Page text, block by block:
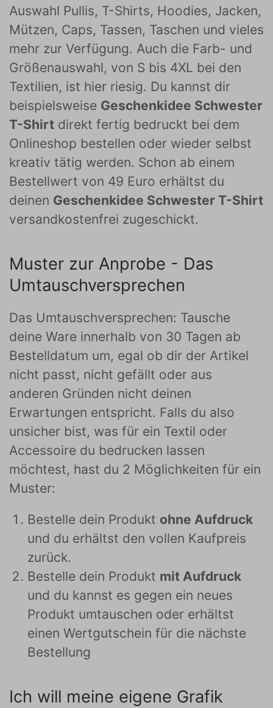
Auswahl Pullis, T-Shirts, Hoodies, Jacken,
Mützen, Caps, Tassen, Taschen und vieles
mehr zur Verfügung. Auch die Farb- und
Größenauswahl, von S bis 4XL bei den
Textilien, ist hier riesig. Du kannst dir
beispielsweise Geschenkidee Schwester
T-Shirt direkt fertig bedruckt bei dem
Onlineshop bestellen oder wieder selbst
kreativ tätig werden. Schon ab einem
Bestellwert von 49 Euro erhältst du
deinen Geschenkidee Schwester T-Shirt
versandkostenfrei zugeschickt.
Muster zur Anprobe - Das
Umtauschversprechen
Das Umtauschversprechen: Tausche
deine Ware innerhalb von 30 Tagen ab
Bestelldatum um, egal ob dir der Artikel
nicht passt, nicht gefällt oder aus
anderen Gründen nicht deinen
Erwartungen entspricht. Falls du also
unsicher bist, was für ein Textil oder
Accessoire du bedrucken lassen
möchtest, hast du 2 Möglichkeiten für ein
Muster:
Bestelle dein Produkt ohne Aufdruck
und du erhältst den vollen Kaufpreis
zurück.
Bestelle dein Produkt mit Aufdruck
und du kannst es gegen ein neues
Produkt umtauschen oder erhältst
einen Wertgutschein für die nächste
Bestellung
Ich will meine eigene Grafik